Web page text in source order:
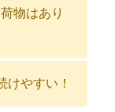
物はあり
けやすい！